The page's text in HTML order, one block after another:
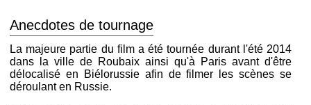
Anecdotes de tournage
La majeure partie du film a été tournée durant l'été 2014
dans la ville de Roubaix ainsi qu'à Paris avant d'être
délocalisé en Biélorussie afin de filmer les scènes se
déroulant en Russie.